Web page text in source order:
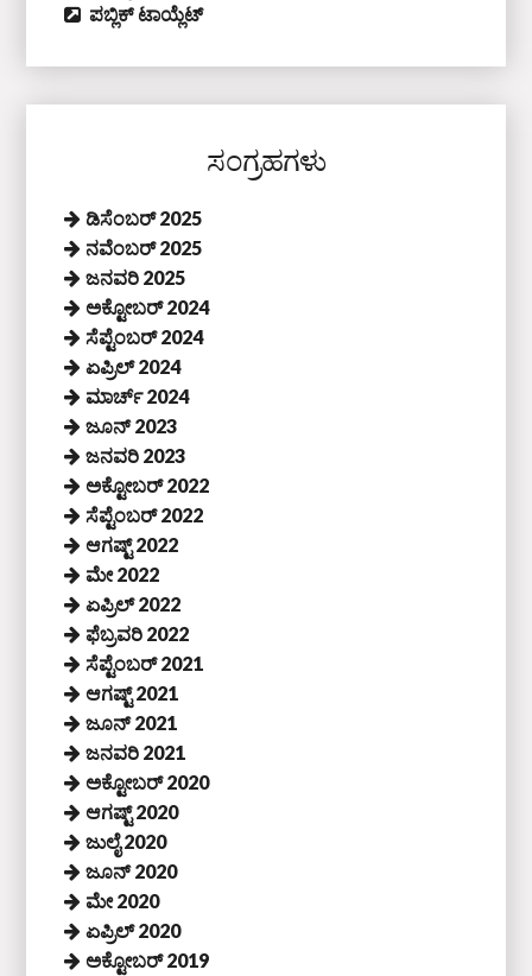
ಪಬ್ಲಿಕ್‌ ಟಾಯ್ಲೆಟ್‌
ಸಂಗ್ರಹಗಳು
ಡಿಸೆಂಬರ್ 2025
ನವೆಂಬರ್ 2025
ಜನವರಿ 2025
ಅಕ್ಟೋಬರ್ 2024
ಸೆಪ್ಟೆಂಬರ್ 2024
ಏಪ್ರಿಲ್ 2024
ಮಾರ್ಚ್ 2024
ಜೂನ್ 2023
ಜನವರಿ 2023
ಅಕ್ಟೋಬರ್ 2022
ಸೆಪ್ಟೆಂಬರ್ 2022
ಆಗಷ್ಟ್ 2022
ಮೇ 2022
ಏಪ್ರಿಲ್ 2022
ಫೆಬ್ರವರಿ 2022
ಸೆಪ್ಟೆಂಬರ್ 2021
ಆಗಷ್ಟ್ 2021
ಜೂನ್ 2021
ಜನವರಿ 2021
ಅಕ್ಟೋಬರ್ 2020
ಆಗಷ್ಟ್ 2020
ಜುಲೈ 2020
ಜೂನ್ 2020
ಮೇ 2020
ಏಪ್ರಿಲ್ 2020
ಅಕ್ಟೋಬರ್ 2019